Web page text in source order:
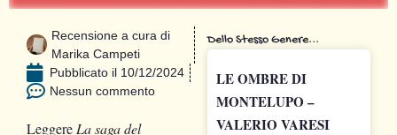
Recensione a cura di
Marika Campeti
Pubblicato il 10/12/2024
Nessun commento
Leggere La saga del
Dello Stesso Genere...
LE OMBRE DI
MONTELUPO –
VALERIO VARESI